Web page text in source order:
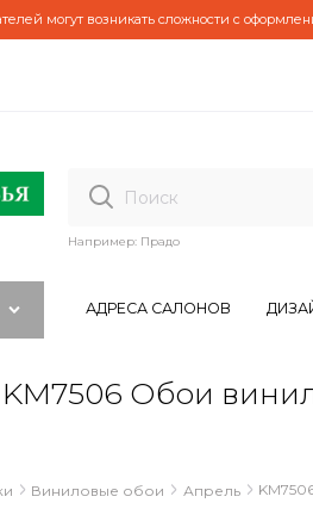
могут возникать сложности с
Например: Прадо
АДРЕСА САЛОНОВ
KM7506 Обои
Виниловые обои Апрель